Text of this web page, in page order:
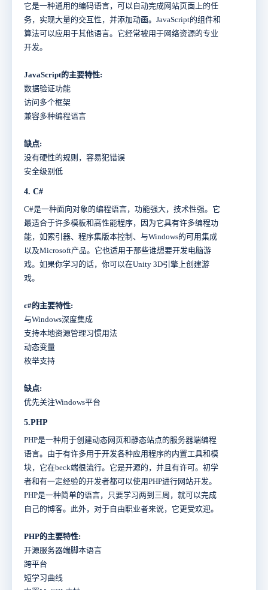
它是一种通用的编码语言，可以自动完成网站页面上的任
务，实现大量的交互性，并添加动画。JavaScript的组件和
算法可以应用于其他语言。它经常被用于网络资源的专业
开发。
JavaScript的主要特性:
数据验证功能
访问多个框架
兼容多种编程语言
缺点:
没有硬性的规则，容易犯错误
安全级别低
4. C#
C#是一种面向对象的编程语言，功能强大，技术性强。它
最适合于许多模板和高性能程序，因为它具有许多编程功
能，如索引器、程序集版本控制、与Windows的可用集成
以及Microsoft产品。它也适用于那些谁想要开发电脑游
戏。如果你学习的话，你可以在Unity 3D引擎上创建游
戏。
c#的主要特性:
与Windows深度集成
支持本地资源管理习惯用法
动态变量
枚举支持
缺点:
优先关注Windows平台
5.PHP
PHP是一种用于创建动态网页和静态站点的服务器端编程
语言。由于有许多用于开发各种应用程序的内置工具和模
块，它在beck端很流行。它是开源的，并且有许可。初学
者和有一定经验的开发者都可以使用PHP进行网站开发。
PHP是一种简单的语言，只要学习两到三周，就可以完成
自己的博客。此外，对于自由职业者来说，它更受欢迎。
PHP的主要特性:
开源服务器端脚本语言
跨平台
短学习曲线